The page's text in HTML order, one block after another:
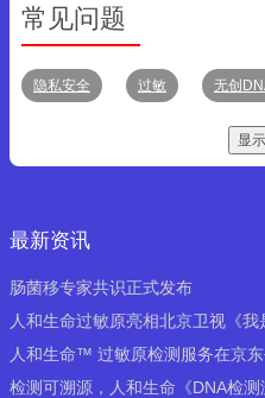
常见问题
隐私安全 过敏 无创
显
最新资讯
肠菌移专家共识正式发布
人和生命过敏原亮相北京卫视《我
人和生命™ 过敏原检测服务在京
检测可溯源，人和生命《DNA检